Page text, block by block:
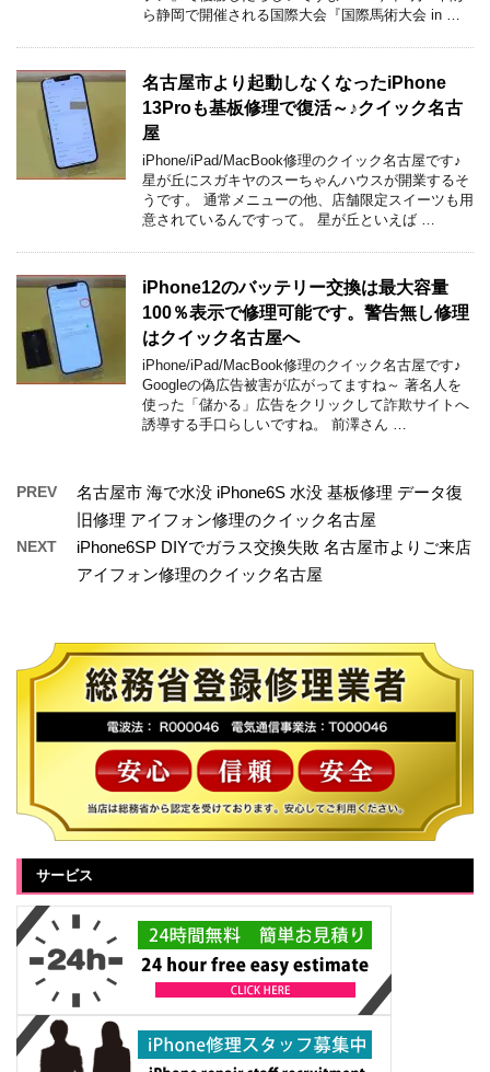
ら静岡で開催される国際大会『国際馬術大会 in …
名古屋市より起動しなくなったiPhone
13Proも基板修理で復活～♪クイック名古
屋
iPhone/iPad/MacBook修理のクイック名古屋です♪
星が丘にスガキヤのスーちゃんハウスが開業するそ
うです。 通常メニューの他、店舗限定スイーツも用
意されているんですって。 星が丘といえば …
iPhone12のバッテリー交換は最大容量
100％表示で修理可能です。警告無し修理
はクイック名古屋へ
iPhone/iPad/MacBook修理のクイック名古屋です♪
Googleの偽広告被害が広がってますね～ 著名人を
使った「儲かる」広告をクリックして詐欺サイトへ
誘導する手口らしいですね。 前澤さん …
PREV
名古屋市 海で水没 iPhone6S 水没 基板修理 データ復
旧修理 アイフォン修理のクイック名古屋
NEXT
iPhone6SP DIYでガラス交換失敗 名古屋市よりご来店
アイフォン修理のクイック名古屋
サービス